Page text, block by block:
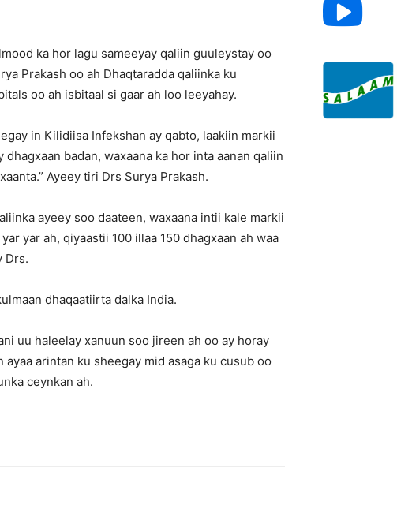
ka hor lagu sameeyay qaliin guuleystay oo
Prakash oo ah Dhaqtaradda qaliinka ku
oo ah isbitaal si gaar ah loo leeyahay.
in Kilidiisa Infekshan ay qabto, laakiin markii
badan, waxaana ka hor inta aanan qaliin
Ayeey tiri Drs Surya Prakash.
ayeey soo daateen, waxaana intii kale markii
yar ah, qiyaastii 100 illaa 150 dhagxaan ah waa
Drs.
dhaqaatiirta dalka India.
uu haleelay xanuun soo jireen ah oo ay horay
arintan ku sheegay mid asaga ku cusub oo
ceynkan ah.